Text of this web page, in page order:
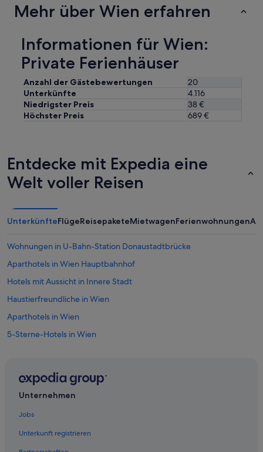
Mehr über Wien erfahren
Informationen für Wien:
Private Ferienhäuser
Anzahl der Gästebewertungen
20
Unterkünfte
4.116
Niedrigster Preis
38 €
Höchster Preis
689 €
Entdecke mit Expedia eine
Welt voller Reisen
UnterkünfteFlügeReisepaketeMietwagenFerienwohnungen
Wohnungen in U-Bahn-Station Donaustadtbrücke
Aparthotels in Wien Hauptbahnhof
Hotels mit Aussicht in Innere Stadt
Haustierfreundliche in Wien
Aparthotels in Wien
5-Sterne-Hotels in Wien
Hotels mit Pool in Wien
Gasthöfe in Donauinsel
Unternehmen
Jobs
Unterkunft registrieren